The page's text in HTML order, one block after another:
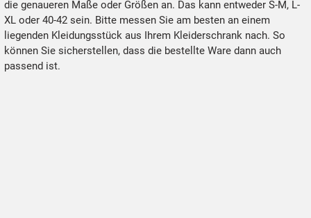
die genaueren Maße oder Größen an. Das kann entweder S-M, L-
XL oder 40-42 sein. Bitte messen Sie am besten an einem
liegenden Kleidungsstück aus Ihrem Kleiderschrank nach. So
können Sie sicherstellen, dass die bestellte Ware dann auch
passend ist.